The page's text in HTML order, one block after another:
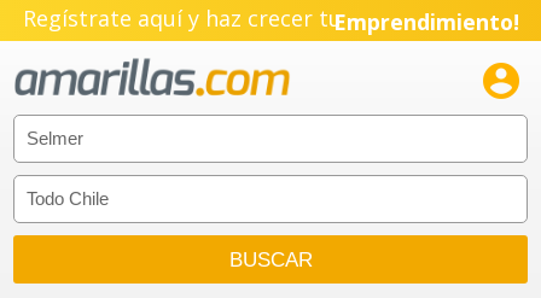
Regístrate aquí y haz crecer tuEmprendimiento!
